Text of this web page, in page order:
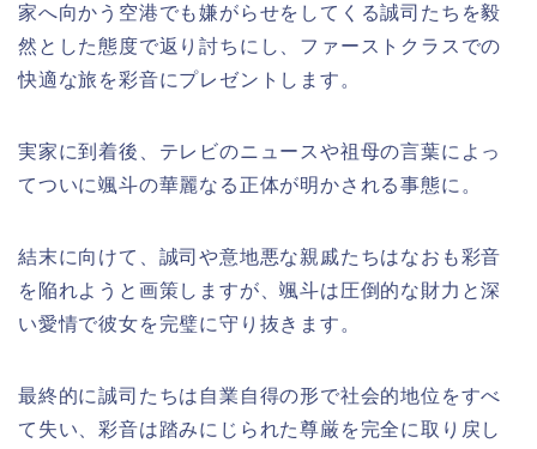
家へ向かう空港でも嫌がらせをしてくる誠司たちを毅
然とした態度で返り討ちにし、ファーストクラスでの
快適な旅を彩音にプレゼントします。
実家に到着後、テレビのニュースや祖母の言葉によっ
てついに颯斗の華麗なる正体が明かされる事態に。
結末に向けて、誠司や意地悪な親戚たちはなおも彩音
を陥れようと画策しますが、颯斗は圧倒的な財力と深
い愛情で彼女を完璧に守り抜きます。
最終的に誠司たちは自業自得の形で社会的地位をすべ
て失い、彩音は踏みにじられた尊厳を完全に取り戻し